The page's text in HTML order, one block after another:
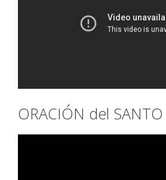
ORACIÓN del